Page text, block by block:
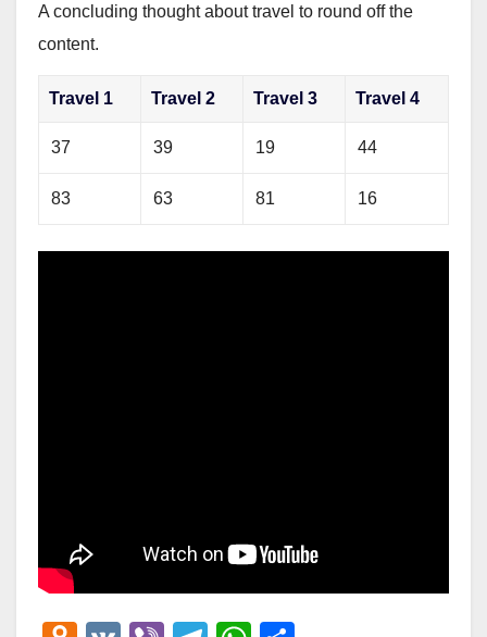
A concluding thought about travel to round off the
content.
Travel 1 Travel 2 Travel 3 Travel 4
37 39 19 44
83 63 81 16